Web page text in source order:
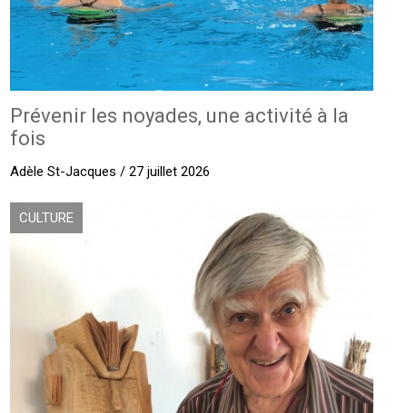
Prévenir les noyades, une activité à la
fois
Adèle St-Jacques / 27 juillet 2026
CULTURE